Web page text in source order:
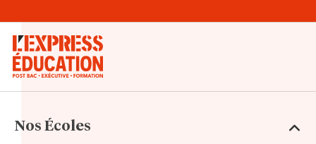
Nos Écoles